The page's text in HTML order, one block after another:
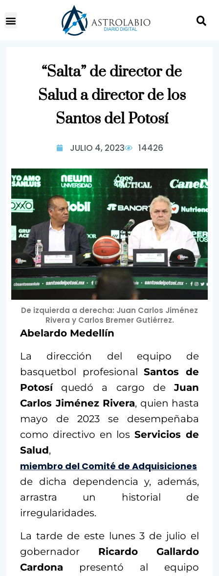
“Salta” de director de
Salud a director de los
Santos del Potosí
JULIO 4, 2023 14426
De izquierda a derecha: Juan Carlos Jiménez
Rivera y Carlos Bremer Gutiérrez.
Abelardo Medellín
La dirección del equipo de
basquetbol profesionalSantos de
Potosíquedó a cargo deJuan
Carlos Jiménez Rivera, quien hasta
mayo de 2023 se desempeñaba
como directivo en losServicios de
Salud,
miembro del Comité de Adquisiciones
de dicha dependencia y, además,
arrastra un historial de
irregularidades.
La tarde de este lunes 3 de julio el
gobernador Ricardo Gallardo
Cardona presentó al equipo